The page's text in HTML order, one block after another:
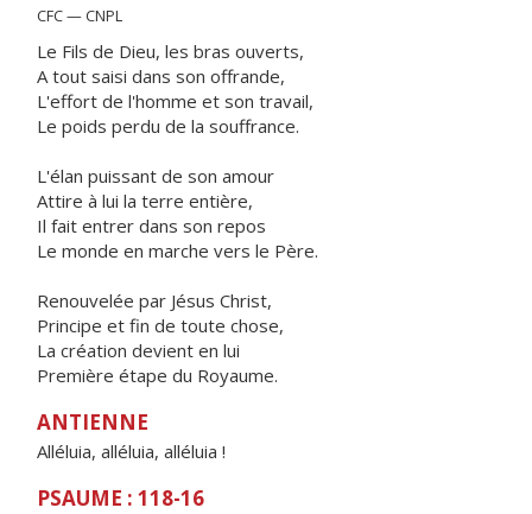
CFC — CNPL
Le Fils de Dieu, les bras ouverts,
A tout saisi dans son offrande,
L'effort de l'homme et son travail,
Le poids perdu de la souffrance.
L'élan puissant de son amour
Attire à lui la terre entière,
Il fait entrer dans son repos
Le monde en marche vers le Père.
Renouvelée par Jésus Christ,
Principe et fin de toute chose,
La création devient en lui
Première étape du Royaume.
ANTIENNE
Alléluia, alléluia, alléluia !
PSAUME : 118-16